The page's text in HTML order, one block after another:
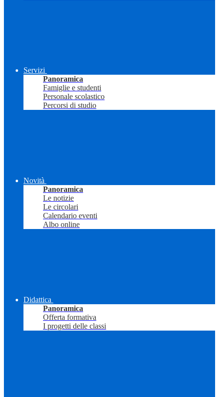
Servizi
Panoramica
Famiglie e studenti
Personale scolastico
Percorsi di studio
Novità
Panoramica
Le notizie
Le circolari
Calendario eventi
Albo online
Didattica
Panoramica
Offerta formativa
I progetti delle classi